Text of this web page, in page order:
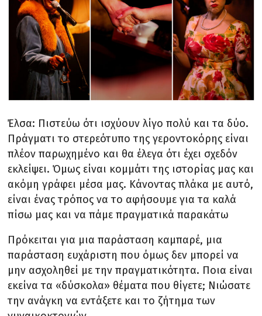
Έλσα: Πιστεύω ότι ισχύουν λίγο πολύ και τα δύο.
Πράγματι το στερεότυπο της γεροντοκόρης είναι
πλέον παρωχημένο και θα έλεγα ότι έχει σχεδόν
εκλείψει. Όμως είναι κομμάτι της ιστορίας μας και
ακόμη γράφει μέσα μας. Κάνοντας πλάκα με αυτό,
είναι ένας τρόπος να το αφήσουμε για τα καλά
πίσω μας και να πάμε πραγματικά παρακάτω
Πρόκειται για μια παράσταση καμπαρέ, μια
παράσταση ευχάριστη που όμως δεν μπορεί να
μην ασχοληθεί με την πραγματικότητα. Ποια είναι
εκείνα τα «δύσκολα» θέματα που θίγετε; Νιώσατε
την ανάγκη να εντάξετε και το ζήτημα των